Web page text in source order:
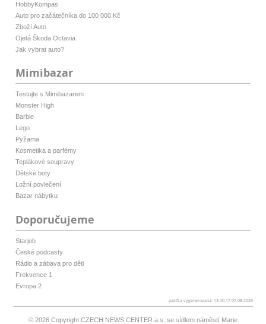
HobbyKompas
Auto pro začátečníka do 100 000 Kč
Zboží Auto
Ojetá Škoda Octavia
Jak vybrat auto?
Mimibazar
Testujte s Mimibazarem
Monster High
Barbie
Lego
Pyžama
Kosmetika a parfémy
Teplákové soupravy
Dětské boty
Ložní povlečení
Bazar nábytku
Doporučujeme
Starjob
České podcasty
Rádio a zábava pro děti
Frekvence 1
Evropa 2
patička vygenerovaná: 13:40:17 07.08.2026
© 2026 Copyright CZECH NEWS CENTER a.s. se sídlem náměstí Marie